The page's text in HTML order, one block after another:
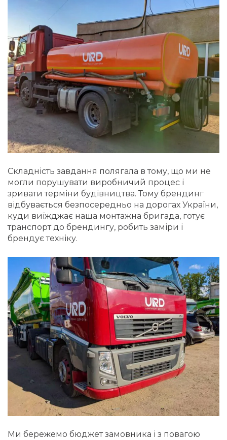
Складність завдання полягала в тому, що ми не
могли порушувати виробничий процес і
зривати терміни будівництва. Тому брендинг
відбувається безпосередньо на дорогах України,
куди виїжджає наша монтажна бригада, готує
транспорт до брендингу, робить заміри і
брендує техніку.
Ми бережемо бюджет замовника і з повагою